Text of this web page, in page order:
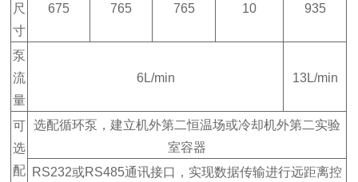
尺
寸
675
765
765
10
935
泵
流
量
6L/min 13L/min
可
选
配
选配循环泵，建立机外第二恒温场或冷却机外第二实验
室容器
RS232或RS485通讯接口，实现数据传输进行远距离控